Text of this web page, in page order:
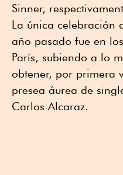
Sinner,
La única celebración
año pasado fue en
París, subiendo a lo
obtener, por primera
presea áurea de
Carlos Alcaraz.